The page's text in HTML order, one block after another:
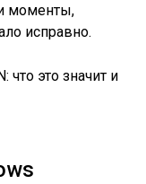
моменты,
исправно.
что это значит и